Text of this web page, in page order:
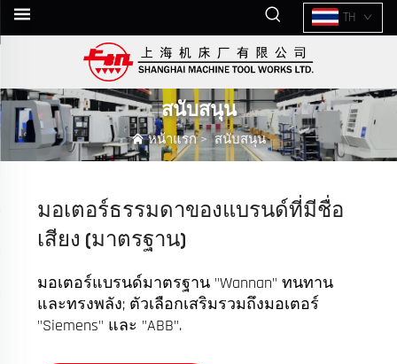
TH
สนับสนุน
หน้าแรก>สนับสนุน
มอเตอร์ธรรมดาของแบรนด์ที่มีชื่อ
เสียง (มาตรฐาน)
มอเตอร์แบรนด์มาตรฐาน "Wannan" ทนทาน
และทรงพลัง; ตัวเลือกเสริมรวมถึงมอเตอร์
"Siemens" และ "ABB".